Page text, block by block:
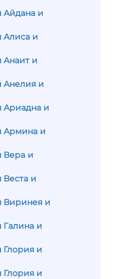
Айдана и
Алиса и
Анаит и
Анелия и
Ариадна и
Армина и
Вера и
и
Виринея и
и
и
и